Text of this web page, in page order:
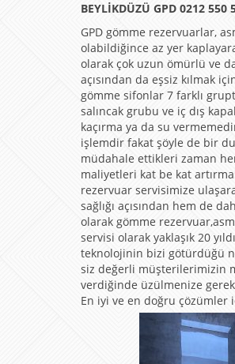
BEYLİKDÜZÜ GPD 0212 550
GPD gömme rezervuarlar,
olabildiğince az yer
olarak çok uzun ömürlü ve
açısından da eşsiz kılmak
gömme sifonlar 7 farklı
salıncak grubu ve iç dış
kaçırma ya da su
işlemdir fakat şöyle de bir
müdahale ettikleri zaman
maliyetleri kat be kat
rezervuar servisimize
sağlığı açısından hem de
olarak gömme
servisi olarak yaklaşık 20
teknolojinin bizi götürdüğü
siz değerli müşterilerimizin
verdiğinde üzülmenize
En iyi ve en doğru çözümler